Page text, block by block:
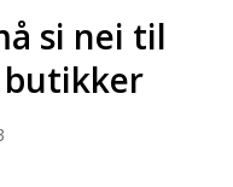
si nei til
butikker